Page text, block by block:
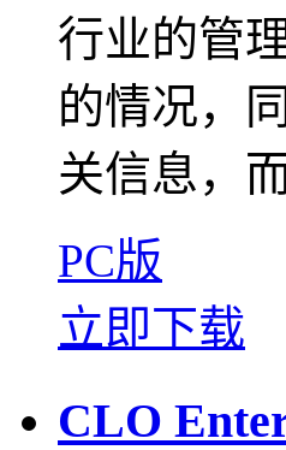
行业的管
的情况，
关信息，
PC版
立即下载
CLO